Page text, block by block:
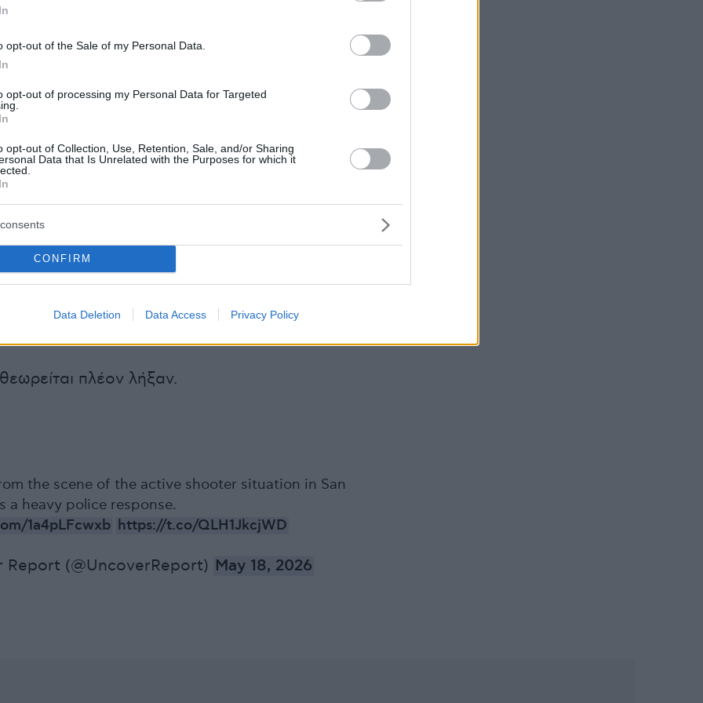
opt-out of the Sale of my Personal Data.
opt-out of processing my Personal Data for Targeted
opt-out of Collection, Use, Retention, Sale, and/or Sharing
Data that Is Unrelated with the Purposes for which it
CONFIRM
Data Deletion Data Access Privacy Policy
Report (@UncoverReport)
γύρω στις 11:40 (τοπική ώρα, 21:50
έναν ένοπλο κοντά στο Ισλαμικό Κέντρο
Αυτήκοος μάρτυρας είπε ότι ακούστηκαν
10 πυροβολισμοί, πιθανόν από ημιαυτόματο,
λίγο άλλοι τόσοι.
κατέφτασε αμέσως μεγάλη δύναμη της
οι Αρχές προχώρησαν και στον αποκλεισμό
πλέον λήξαν.
the scene of the active shooter situation in San
a heavy police response.
1a4pLFcwxb https://t.co/QLH1JkcjWD
(@UncoverReport) May 18, 2026